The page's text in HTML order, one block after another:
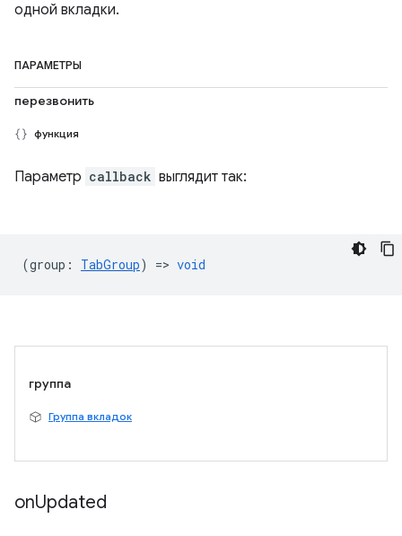
одной вкладки.
ПАРАМЕТРЫ
перезвонить
функция
Параметр callback выглядит так:
(group : TabGroup) => void
группа
Группа вкладок
onUpdated